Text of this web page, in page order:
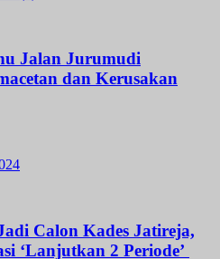
Jalan Jurumudi
dan Kerusakan
Calon Kades Jatireja,
‘Lanjutkan 2 Periode’